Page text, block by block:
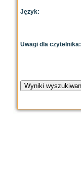
Język:
Uwagi dla czytelnika: